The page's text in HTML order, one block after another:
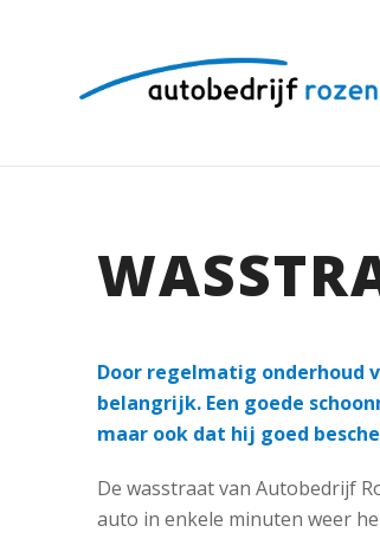
Door regelmatig onderhoud
belangrijk. Een goede
maar ook dat hij goed
De wasstraat van Autobedrijf
auto in enkele minuten weer